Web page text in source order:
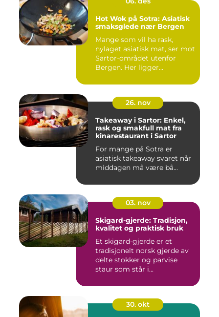
Hot Wok på Sotra: Asiatisk
smaksglede nær Bergen
Mange som vil ha rask,
nylaget asiatisk mat, ser mot
Sartor-området utenfor
Bergen. Her ligger...
26. nov
Takeaway i Sartor: Enkel,
rask og smakfull mat fra
kinarestaurant i Sartor
For mange på Sotra er
asiatisk takeaway svaret når
middagen må være bå...
03. nov
Skigard-gjerde: Tradisjon,
kvalitet og praktisk bruk
Et skigard-gjerde er et
tradisjonelt norsk gjerde av
delte stokker og parvise
staur som står i...
30. okt